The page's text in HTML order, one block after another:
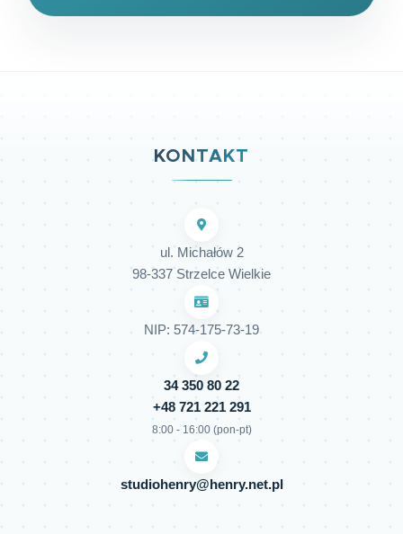
KONTAKT
ul. Michałów 2
98-337 Strzelce Wielkie
NIP: 574-175-73-19
34 350 80 22
+48 721 221 291
8:00 - 16:00 (pon-pt)
studiohenry@henry.net.pl